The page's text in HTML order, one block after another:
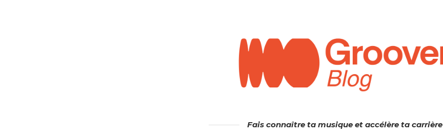
Fais connaître ta musique et accélère ta carrière